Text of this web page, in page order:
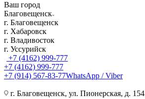
Ваш город
Благовещенск
г. Благовещенск
г. Хабаровск
г. Владивосток
г. Уссурийск
+7 (4162) 999-777
+7 (4162) 999-777
+7 (914) 567-83-77WhatsApp / Viber
г. Благовещенск, ул. Пионерская, д. 154